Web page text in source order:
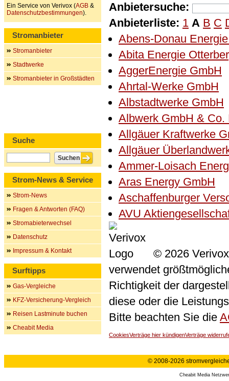
Anbietersuche:
Anbieterliste: 1 A B C
Abens-Donau
Abita Energie
AggerEnergie GmbH
Ahrtal-Werke GmbH
Albstadtwerke GmbH
Albwerk GmbH & Co.
Allgäuer Kraftwerke
Allgäuer
Ammer-Loisach
Aras Energy GmbH
Aschaffenburger
AVU
© 2026
verwendet
Richtigkeit der
diese oder die
Bitte beachten Sie die
CookiesVerträge hier kündigenVerträge
Ein Service von Verivox (AGB &
Datenschutzbestimmungen).
Stromanbieter
Stromanbieter
Stadtwerke
Stromanbieter in Großstädten
Suche
Strom-News & Service
Strom-News
Fragen & Antworten (FAQ)
Stromabieterwechsel
Datenschutz
Impressum & Kontakt
Surftipps
Gas-Vergleiche
KFZ-Versicherung-Vergleich
Reisen Lastminute buchen
Cheabit Media
© 2008-2026
Cheabit Media